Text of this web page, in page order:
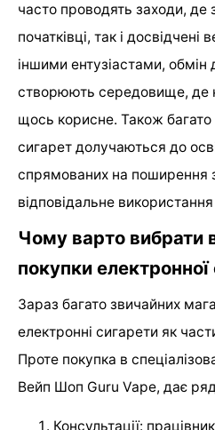
часто проводять заходи, де
початківці, так і досвідчені
іншими ентузіастами,
створюють середовище, де
щось корисне. Також багато
сигарет долучаються до
спрямованих на поширення
відповідальне
Чому варто вибрати
покупки електронної
Зараз багато звичайних
електронні сигарети як
Проте покупка в
Вейп Шоп Guru Vape, дає
Консультації: